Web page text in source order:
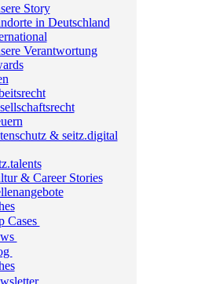
Story
in Deutschland
Verantwortung
& seitz.digital
& Career Stories
Cases